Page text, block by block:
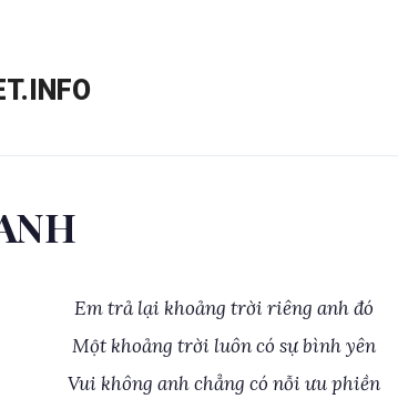
Em trả lại khoảng trời riêng anh đó
Một khoảng trời luôn có sự bình yên
Vui không anh chẳng có nỗi ưu phiền